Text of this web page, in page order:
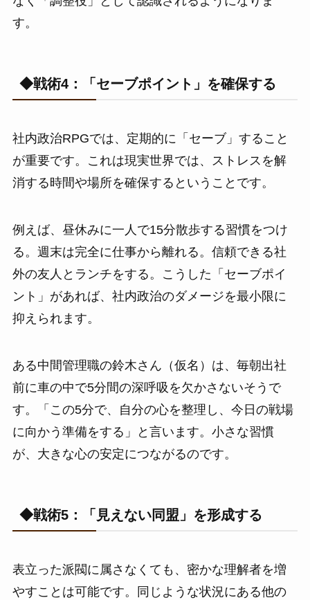
す。
◆戦術4：「セーブポイント」を確保する
社内政治RPGでは、定期的に「セーブ」すること
が重要です。これは現実世界では、ストレスを解
消する時間や場所を確保するということです。
例えば、昼休みに一人で15分散歩する習慣をつけ
る。週末は完全に仕事から離れる。信頼できる社
外の友人とランチをする。こうした「セーブポイ
ント」があれば、社内政治のダメージを最小限に
抑えられます。
ある中間管理職の鈴木さん（仮名）は、毎朝出社
前に車の中で5分間の深呼吸を欠かさないそうで
す。「この5分で、自分の心を整理し、今日の戦場
に向かう準備をする」と言います。小さな習慣
が、大きな心の安定につながるのです。
◆戦術5：「見えない同盟」を形成する
表立った派閥に属さなくても、密かな理解者を増
やすことは可能です。同じような状況にある他の